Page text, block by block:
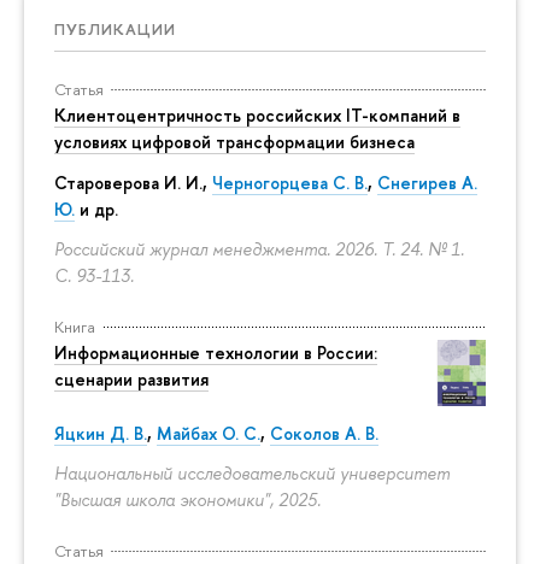
ПУБЛИКАЦИИ
Статья
Клиентоцентричность российских IT-компаний в
условиях цифровой трансформации бизнеса
Староверова И. И., Черногорцева С. В., Снегирев А.
Ю. и др.
Российский журнал менеджмента. 2026. Т. 24. № 1.
С. 93-113.
Книга
Информационные технологии в России:
сценарии развития
Яцкин Д. В., Майбах О. С., Соколов А. В.
Национальный исследовательский университет
"Высшая школа экономики", 2025.
Статья